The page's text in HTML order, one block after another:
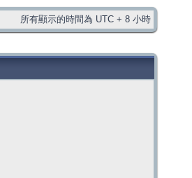
所有顯示的時間為 UTC + 8 小時